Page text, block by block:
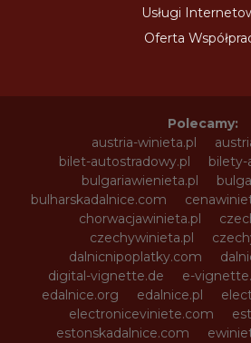
Usługi
Oferta
Polecamy:
austria-winieta.pl
bilet-autostradowy.pl
bilety-
bulgariawienieta.pl
bulharskadalnice.com
chorwacjawinieta.pl
czechywinieta.pl
dalnicnipoplatky.com
digital-vignette.de
e-
edalnice.org
edalnice.pl
electroniceviniete.com
estonskadalnice.com